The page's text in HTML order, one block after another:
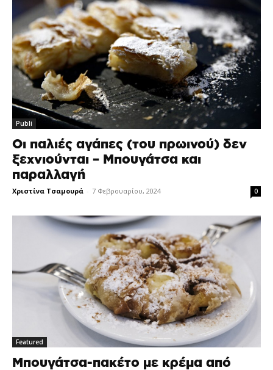
Publi
Οι παλιές αγάπες (του πρωινού) δεν
ξεχνιούνται – Μπουγάτσα και
παραλλαγή
Χριστίνα Τσαμουρά - 7 Φεβρουαρίου, 2024 0
Featured
Μπουγάτσα-πακέτο με κρέμα από